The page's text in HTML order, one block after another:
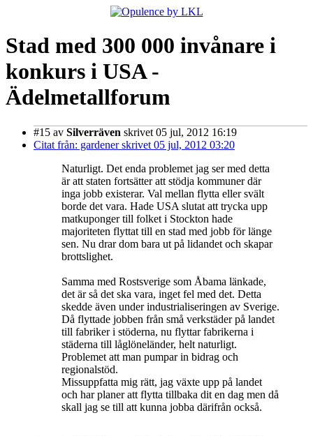
Stad med 300 000 invånare i
konkurs i USA -
Ädelmetallforum
#15 av Silverräven skrivet 05 jul, 2012 16:19
Citat från: gardener skrivet 05 jul, 2012 03:20
Naturligt. Det enda problemet jag ser med detta
är att staten fortsätter att stödja kommuner där
inga jobb existerar. Val mellan flytta eller svält
borde det vara. Hade USA slutat att trycka upp
matkuponger till folket i Stockton hade
majoriteten flyttat till en stad med jobb för länge
sen. Nu drar dom bara ut på lidandet och skapar
brottslighet.
Samma med Rostsverige som Åbama länkade,
det är så det ska vara, inget fel med det. Detta
skedde även under industrialiseringen av Sverige.
Då flyttade jobben från små verkstäder på landet
till fabriker i stöderna, nu flyttar fabrikerna i
städerna till låglöneländer, helt naturligt.
Problemet att man pumpar in bidrag och
regionalstöd.
Missuppfatta mig rätt, jag växte upp på landet
och har planer att flytta tillbaka dit en dag men då
skall jag se till att kunna jobba därifrån också.